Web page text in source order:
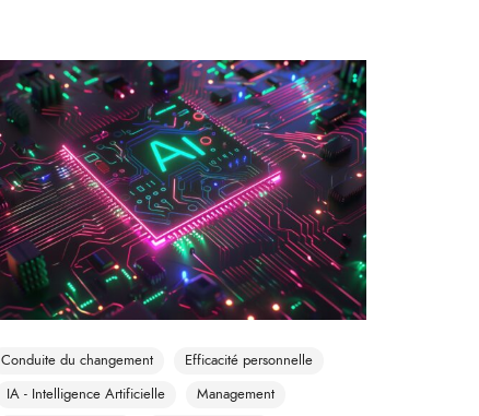
Conduite du changement
Efficacité personnelle
IA - Intelligence Artificielle
Management